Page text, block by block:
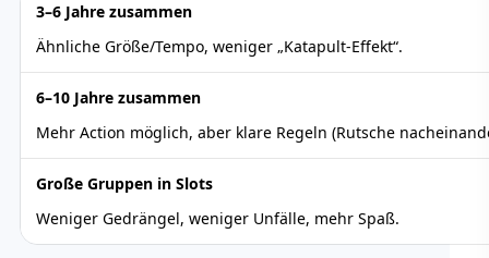
3–6 Jahre zusammen
Ähnliche Größe/Tempo, weniger „Katapult-Effekt“.
6–10 Jahre zusammen
Mehr Action möglich, aber klare Regeln (Rutsche
Große Gruppen in Slots
Weniger Gedrängel, weniger Unfälle, mehr Spaß.